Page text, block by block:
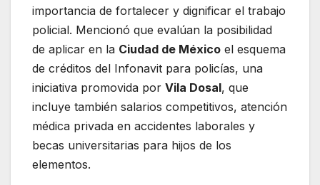
importancia de fortalecer y dignificar el trabajo
policial. Mencionó que evalúan la posibilidad
de aplicar en la Ciudad de México el esquema
de créditos del Infonavit para policías, una
iniciativa promovida por Vila Dosal, que
incluye también salarios competitivos, atención
médica privada en accidentes laborales y
becas universitarias para hijos de los
elementos.